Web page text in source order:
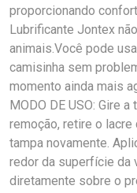
proporcionando
Lubrificante Jontex
animais.Você pode
camisinha sem
momento ainda mais
MODO DE USO: Gire
remoção, retire o
tampa novamente.
redor da superfície da
diretamente sobre o